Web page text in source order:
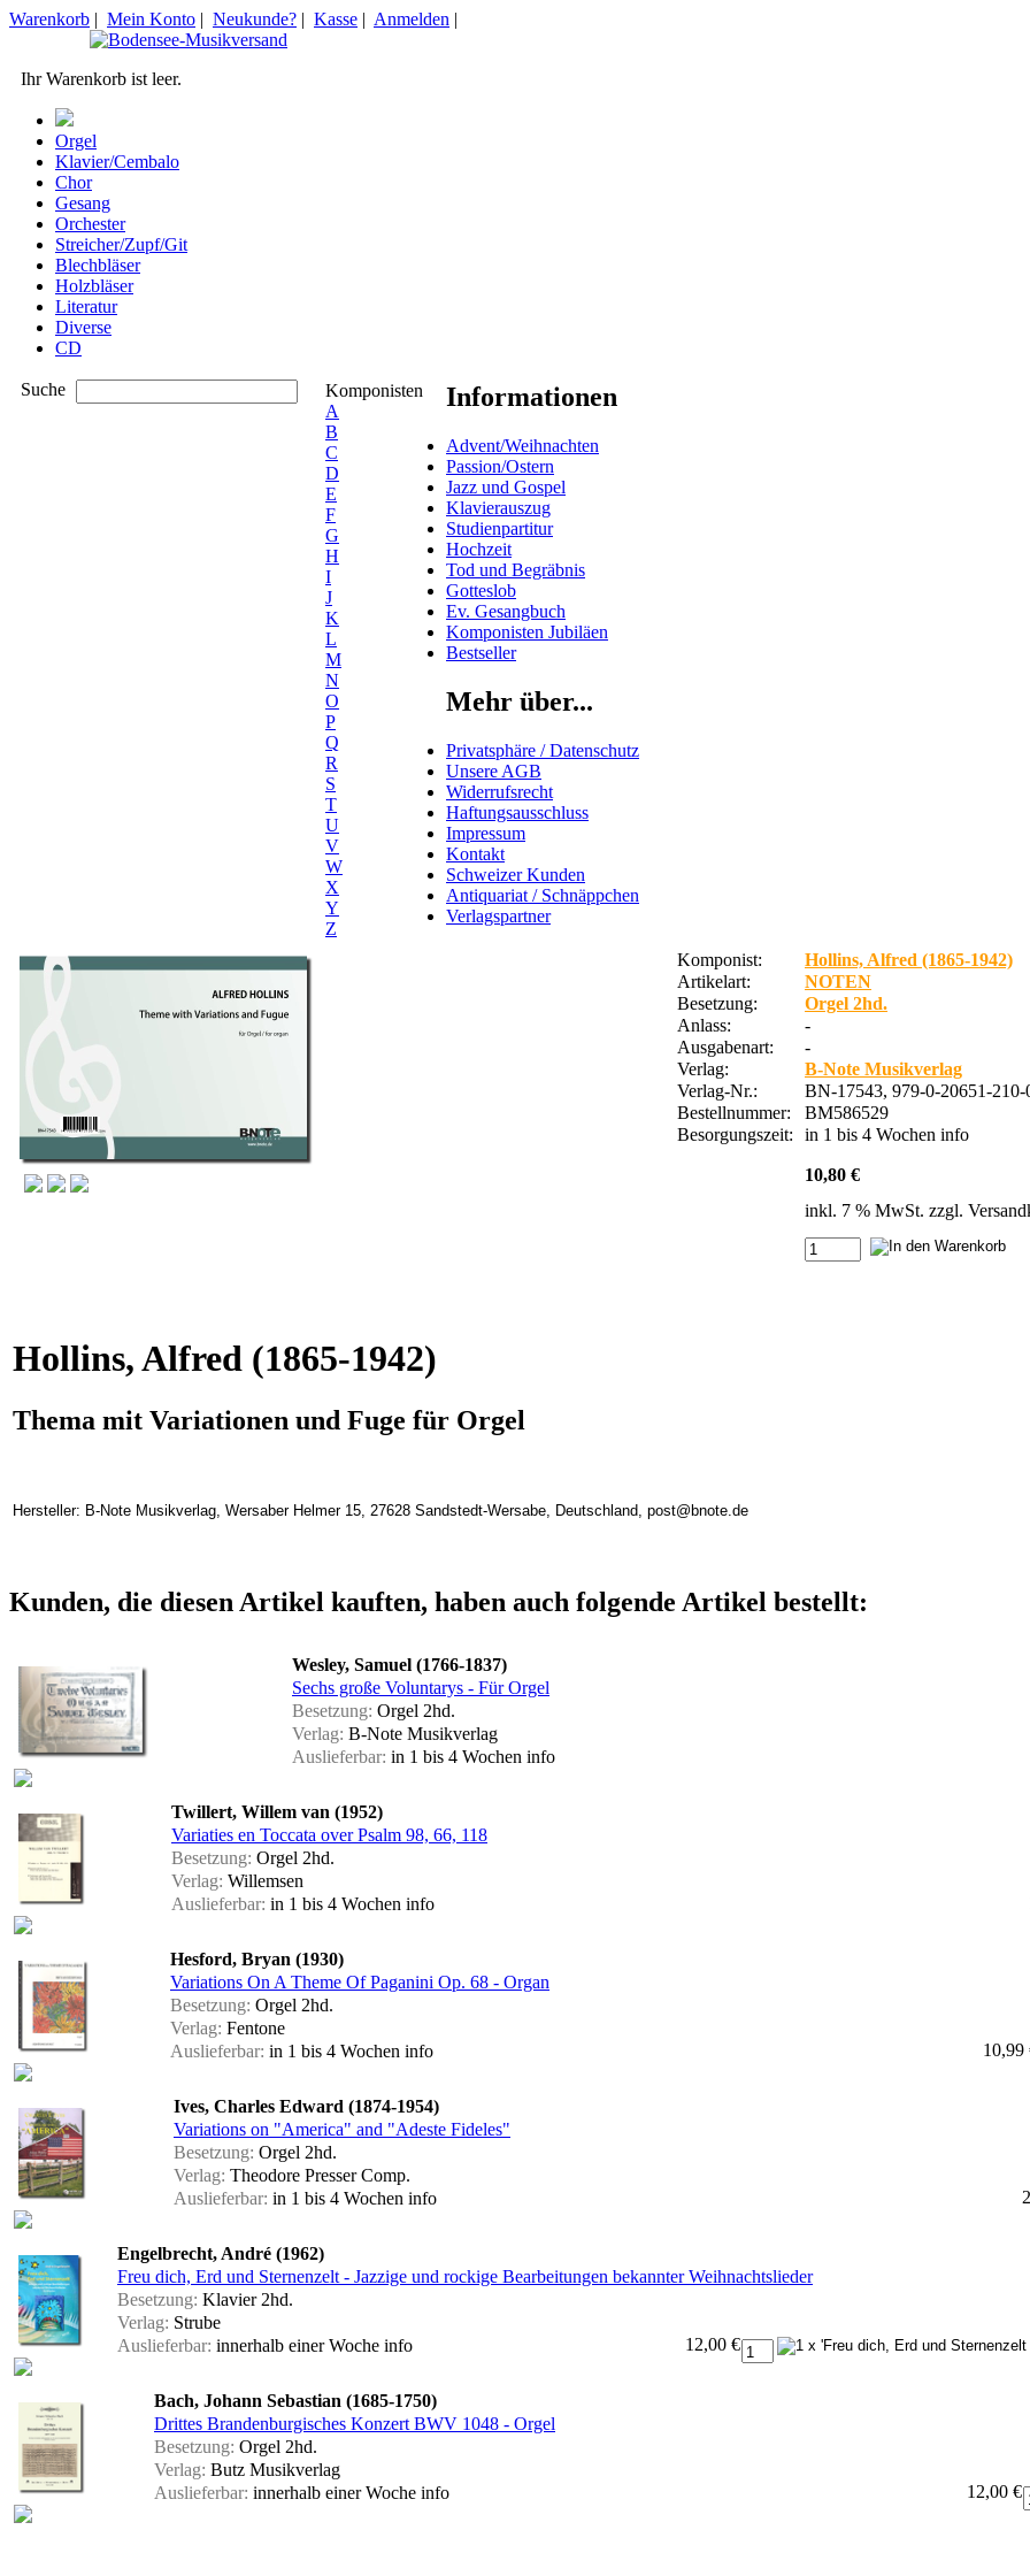
Warenkorb | Mein Konto | Neukunde? | Kasse | Anmelden |
Ihr Warenkorb ist leer.
Orgel
Klavier/Cembalo
Chor
Gesang
Orchester
Streicher/Zupf/Git
Blechbläser
Holzbläser
Literatur
Diverse
CD
Suche
Komponisten
A
B
C
D
E
F
G
H
I
J
K
L
M
N
O
P
Q
R
S
T
U
V
W
X
Y
Z
Informationen
Advent/Weihnachten
Passion/Ostern
Jazz und Gospel
Klavierauszug
Studienpartitur
Hochzeit
Tod und Begräbnis
Gotteslob
Ev. Gesangbuch
Komponisten Jubiläen
Bestseller
Mehr über...
Privatsphäre / Datenschutz
Unsere AGB
Widerrufsrecht
Haftungsausschluss
Impressum
Kontakt
Schweizer Kunden
Antiquariat / Schnäppchen
Verlagspartner
Komponist:
Hollins, Alfred (1865-1942)
Artikelart:
NOTEN
Besetzung:
Orgel 2hd.
Anlass:
-
Ausgabenart:
-
Verlag:
B-Note Musikverlag
Verlag-Nr.:
BN-17543, 979-0-20651-210-
Bestellnummer:
BM586529
Besorgungszeit:
in 1 bis 4 Wochen info
10,80 €
inkl. 7 % MwSt. zzgl.
Hollins, Alfred (1865-1942)
Thema mit Variationen und Fuge für Orgel
Hersteller: B-Note Musikverlag, Wersaber Helmer 15, 27628 Sandstedt-Wersabe, Deutschland, post@bnote.de
Kunden, die diesen Artikel kauften, haben auch folgende Artikel bestellt:
Wesley, Samuel (1766-1837)
Sechs große Voluntarys - Für Orgel
Besetzung: Orgel 2hd.
Verlag: B-Note Musikverlag
Auslieferbar: in 1 bis 4 Wochen info
Twillert, Willem van (1952)
Variaties en Toccata over Psalm 98, 66, 118
Besetzung: Orgel 2hd.
Verlag: Willemsen
Auslieferbar: in 1 bis 4 Wochen info
Hesford, Bryan (1930)
Variations On A Theme Of Paganini Op. 68 - Organ
Besetzung: Orgel 2hd.
Verlag: Fentone
Auslieferbar: in 1 bis 4 Wochen info
10,99
Ives, Charles Edward (1874-1954)
Variations on "America" and "Adeste Fideles"
Besetzung: Orgel 2hd.
Verlag: Theodore Presser Comp.
Auslieferbar: in 1 bis 4 Wochen info
Engelbrecht, André (1962)
Freu dich, Erd und Sternenzelt - Jazzige und rockige Bearbeitungen bekannter Weihnachtslieder
Besetzung: Klavier 2hd.
Verlag: Strube
Auslieferbar: innerhalb einer Woche info
12,00 €
Bach, Johann Sebastian (1685-1750)
Drittes Brandenburgisches Konzert BWV 1048 - Orgel
Besetzung: Orgel 2hd.
Verlag: Butz Musikverlag
Auslieferbar: innerhalb einer Woche info
12,00 €